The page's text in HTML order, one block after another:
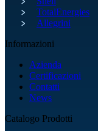
TotalEnergies
Allegrini
Informazioni
Azienda
Certificazioni
Contatti
News
Catalogo Prodotti